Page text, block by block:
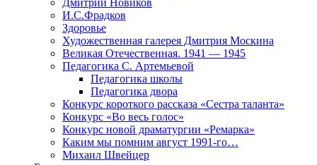
Дмитрий Новиков
И.С.Фрадков
Здоровье
Художественная галерея Дмитрия Москина
Великая Отечественная. 1941 — 1945
Педагогика С. Артемьевой
Педагогика школы
Педагогика двора
Конкурс короткого рассказа «Сестра таланта»
Конкурс «Во весь голос»
Конкурс новой драматургии «Ремарка»
Каким мы помним август 1991-го…
Михаил Швейцер